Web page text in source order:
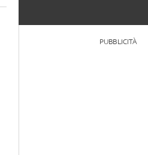
PUBBLICITÀ